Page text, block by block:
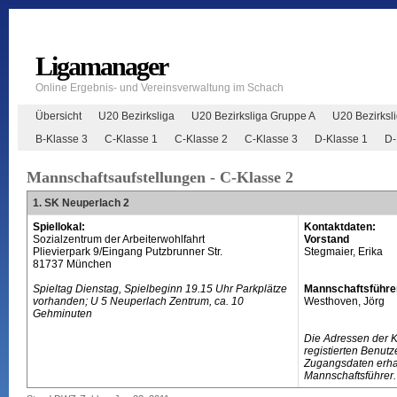
Ligamanager
Online Ergebnis- und Vereinsverwaltung im Schach
Übersicht U20 Bezirksliga U20 Bezirksliga Gruppe A
U20
B-Klasse 3
C-Klasse 1 C-Klasse 2 C-Klasse 3 D-Klasse 1
Mannschaftsaufstellungen - C-Klasse 2
1. SK Neuperlach 2
Spiellokal:
Sozialzentrum der Arbeiterwohlfahrt
Plievierpark 9/Eingang Putzbrunner Str.
81737 München
Spieltag Dienstag, Spielbeginn 19.15 Uhr Parkplätze
vorhanden; U 5 Neuperlach Zentrum, ca. 10
Gehminuten
Kontaktdaten:
Vorstand
Stegmaier, Erika
Westhoven, Jörg
Die Adressen der
registierten
Zugangsdaten
Mannschaftsführer.